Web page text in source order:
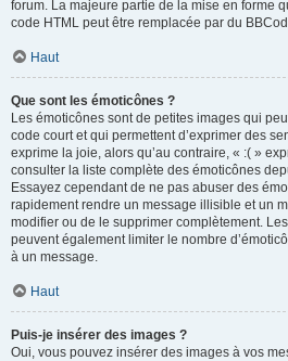
forum. La majeure partie de la mise en forme
code HTML peut être remplacée par du
Haut
Que sont les émoticônes ?
Les émoticônes sont de petites images qui
code court et qui permettent d’exprimer des
exprime la joie, alors qu’au contraire, « :( »
consulter la liste complète des émoticônes
Essayez cependant de ne pas abuser des
rapidement rendre un message illisible et un
modifier ou de le supprimer complètement.
peuvent également limiter le nombre
à un message.
Haut
Puis-je insérer des images ?
Oui, vous pouvez insérer des images à vos